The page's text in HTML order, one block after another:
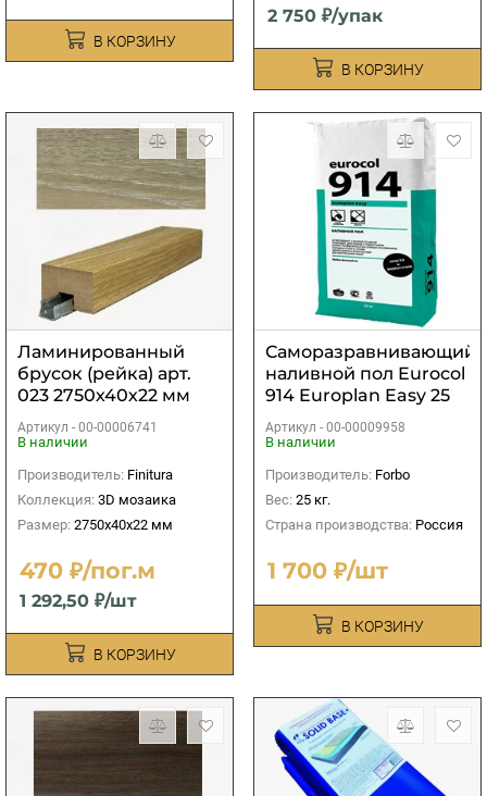
В КОРЗИНУ
2 750 ₽/упак
В КОРЗИНУ
Ламинированный
брусок (рейка) арт.
023 2750х40х22 мм
Артикул - 00-00006741
В наличии
Производитель: Finitura
Коллекция: 3D мозаика
Размер: 2750х40х22 мм
470 ₽/пог.м
1 292,50 ₽/шт
В КОРЗИНУ
наливной пол Eurocol
914 Europlan Easy 25
кг
Артикул - 00-00009958
В наличии
Производитель: Forbo
Вес: 25 кг.
Страна производства: Россия
1 700 ₽/шт
В КОРЗИНУ